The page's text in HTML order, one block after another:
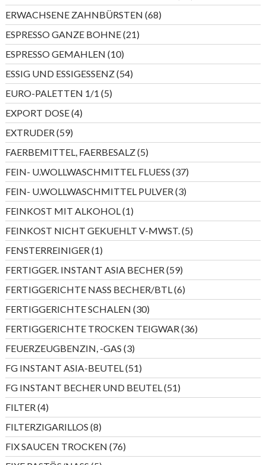
Produkte
ERWACHSENE ZAHNBÜRSTEN 6868
Produkte
ESPRESSO GANZE BOHNE 2121
Produkte
ESPRESSO GEMAHLEN 1010
Produkte
ESSIG UND ESSIGESSENZ 5454
Produkte
EURO-PALETTEN 1/1 55
Produkte
EXPORT DOSE 44
Produkte
EXTRUDER 5959
Produkte
FAERBEMITTEL, FAERBESALZ 55
Produkte
FEIN- U.WOLLWASCHMITTEL FLUESS 3737
Produkte
FEIN- U.WOLLWASCHMITTEL PULVER 33
Produkte
FEINKOST MIT ALKOHOL 11
Produkt
FEINKOST NICHT GEKUEHLT V-MWST. 55
Produkte
FENSTERREINIGER 11
Produkt
FERTIGGER. INSTANT ASIA BECHER 5959
Produkte
FERTIGGERICHTE NASS BECHER/BTL 66
Produkte
FERTIGGERICHTE SCHALEN 3030
Produkte
FERTIGGERICHTE TROCKEN TEIGWAR 3636
Produkte
FEUERZEUGBENZIN, -GAS 33
Produkte
FG INSTANT ASIA-BEUTEL 5151
Produkte
FG INSTANT BECHER UND BEUTEL 5151
Produkte
FILTER 44
Produkte
FILTERZIGARILLOS 88
Produkte
FIX SAUCEN TROCKEN 7676
Produkte